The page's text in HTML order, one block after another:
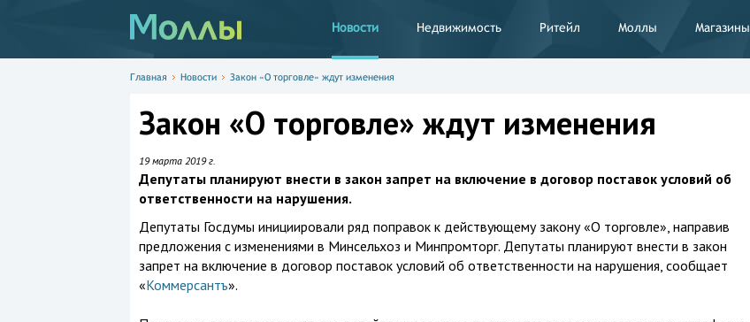
Новости Недвижимость Ритейл Моллы Магазины
Главная Новости Закон «О торговле» ждут изменения
Закон «О торговле» ждут изменения
19 марта 2019 г.
Депутаты планируют внести в закон запрет на включение в договор поставок условий об
ответственности на нарушения.
Депутаты Госдумы инициировали ряд поправок к действующему закону «О торговле», направив
предложения с изменениями в Минсельхоз и Минпромторг. Депутаты планируют внести в закон
запрет на включение в договор поставок условий об ответственности на нарушения, сообщает
«Коммерсантъ».